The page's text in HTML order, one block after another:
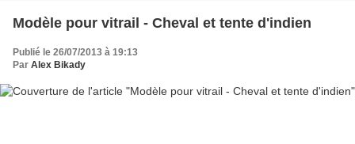
Modèle pour vitrail - Cheval et tente d'indien
Publié le 26/07/2013 à 19:13
Par Alex Bikady